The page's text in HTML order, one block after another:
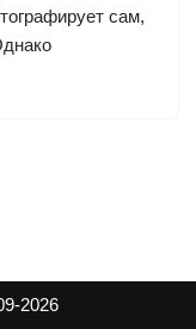
сам,
2026